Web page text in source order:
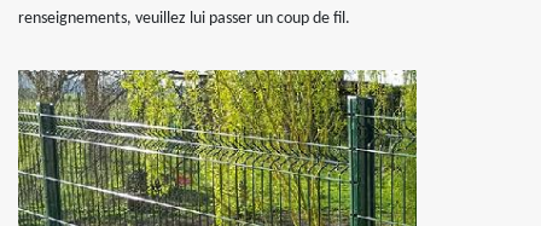
renseignements, veuillez lui passer un coup de fil.